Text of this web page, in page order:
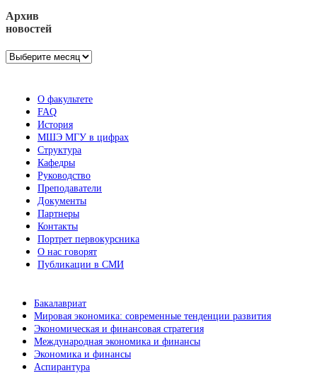
Архив
новостей
Архив
О факультете
FAQ
История
МШЭ МГУ в цифрах
Структура
Кафедры
Руководство
Преподаватели
Документы
Партнеры
Контакты
Портрет первокурсника
О нас говорят
Публикации в СМИ
Бакалавриат
Мировая экономика: современные тенденции развития
Экономическая и финансовая стратегия
Международная экономика и финансы
Экономика и финансы
Аспирантура